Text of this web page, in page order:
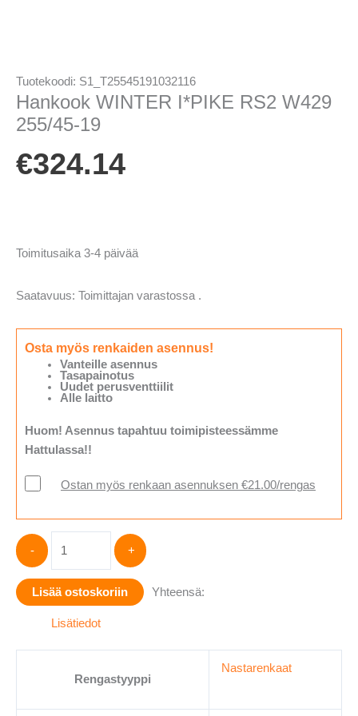
Tuotekoodi: S1_T25545191032116
Hankook WINTER I*PIKE RS2 W429
255/45-19
€324.14
Toimitusaika 3-4 päivää
Saatavuus: Toimittajan varastossa .
Osta myös renkaiden asennus!
Vanteille asennus
Tasapainotus
Uudet perusventtiilit
Alle laitto
Huom! Asennus tapahtuu toimipisteessämme
Hattulassa!!
Ostan myös renkaan asennuksen €21.00/rengas
-
I*PIKE
RS2
W429
määrä
+
Lisää ostoskoriin Yhteensä:
Lisätiedot
Rengastyyppi
Nastarenkaat